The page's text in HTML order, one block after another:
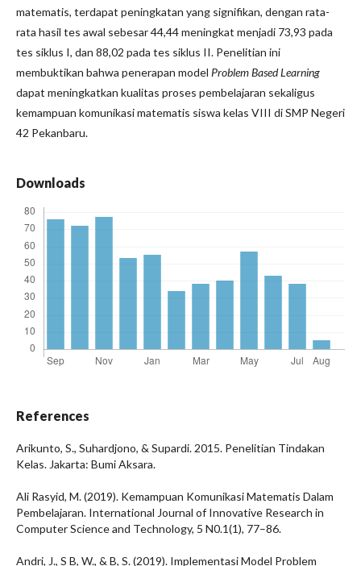
matematis, terdapat peningkatan yang signifikan, dengan rata-
rata hasil tes awal sebesar 44,44 meningkat menjadi 73,93 pada
tes siklus I, dan 88,02 pada tes siklus II. Penelitian ini
membuktikan bahwa penerapan model Problem Based Learning
dapat meningkatkan kualitas proses pembelajaran sekaligus
kemampuan komunikasi matematis siswa kelas VIII di SMP Negeri
42 Pekanbaru.
Downloads
References
Arikunto, S., Suhardjono, & Supardi. 2015. Penelitian Tindakan
Kelas. Jakarta: Bumi Aksara.
Ali Rasyid, M. (2019). Kemampuan Komunikasi Matematis Dalam
Pembelajaran. International Journal of Innovative Research in
Computer Science and Technology, 5 N0.1(1), 77–86.
Andri, J., S B, W., & B, S. (2019). Implementasi Model Problem